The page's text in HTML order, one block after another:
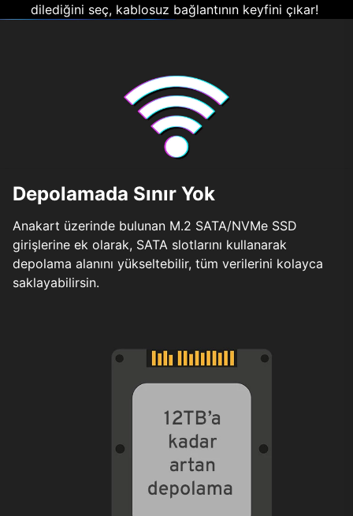
dilediğini seç, kablosuz bağlantının keyfini çıkar!
Depolamada Sınır Yok
Anakart üzerinde bulunan M.2 SATA/NVMe SSD
girişlerine ek olarak, SATA slotlarını kullanarak
depolama alanını yükseltebilir, tüm verilerini kolayca
saklayabilirsin.